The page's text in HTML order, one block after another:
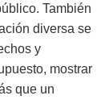
También
diversa se
y
mostrar
que un